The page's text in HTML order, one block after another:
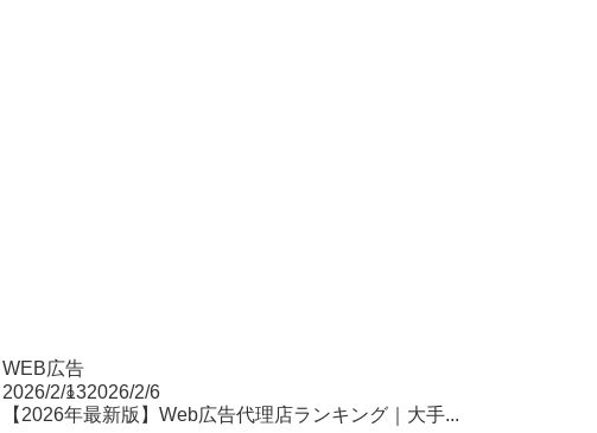
WEB広告
2026/2/132026/2/6
【2026年最新版】Web広告代理店ランキング｜大手...